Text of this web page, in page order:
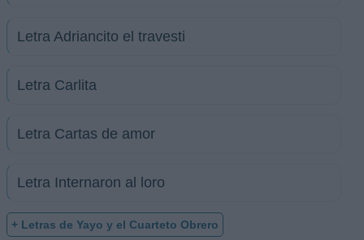
Letra Adriancito el travesti
Letra Carlita
Letra Cartas de amor
Letra Internaron al loro
+ Letras de Yayo y el Cuarteto Obrero